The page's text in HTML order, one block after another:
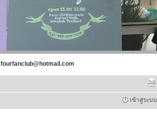
fourfanclub@hotmail.com
เข้าสู่ระบบ